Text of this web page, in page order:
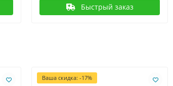
Быстрый заказ
Ваша скидка: -17%